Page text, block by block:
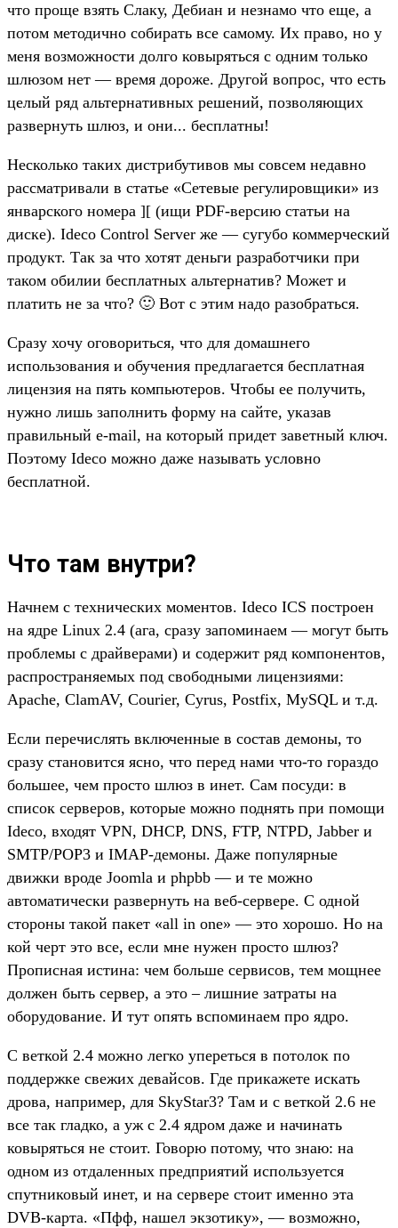
что проще взять Слаку, Дебиан и незнамо что еще, а
потом методично собирать все самому. Их право, но у
меня возможности долго ковыряться с одним только
шлюзом нет — время дороже. Другой вопрос, что есть
целый ряд альтернативных решений, позволяющих
развернуть шлюз, и они... бесплатны!
Несколько таких дистрибутивов мы совсем недавно
рассматривали в статье «Сетевые регулировщики» из
январского номера ][ (ищи PDF-версию статьи на
диске). Ideco Control Server же — сугубо коммерческий
продукт. Так за что хотят деньги разработчики при
таком обилии бесплатных альтернатив? Может и
платить не за что? 🙂 Вот с этим надо разобраться.
Сразу хочу оговориться, что для домашнего
использования и обучения предлагается бесплатная
лицензия на пять компьютеров. Чтобы ее получить,
нужно лишь заполнить форму на сайте, указав
правильный e-mail, на который придет заветный ключ.
Поэтому Ideco можно даже называть условно
бесплатной.
Что там внутри?
Начнем с технических моментов. Ideco ICS построен
на ядре Linux 2.4 (ага, сразу запоминаем — могут быть
проблемы с драйверами) и содержит ряд компонентов,
распространяемых под свободными лицензиями:
Apache, ClamAV, Courier, Cyrus, Postfix, MySQL и т.д.
Если перечислять включенные в состав демоны, то
сразу становится ясно, что перед нами что-то гораздо
большее, чем просто шлюз в инет. Сам посуди: в
список серверов, которые можно поднять при помощи
Ideco, входят VPN, DHCP, DNS, FTP, NTPD, Jabber и
SMTP/POP3 и IMAP-демоны. Даже популярные
движки вроде Joomla и phpbb — и те можно
автоматически развернуть на веб-сервере. С одной
стороны такой пакет «all in one» — это хорошо. Но на
кой черт это все, если мне нужен просто шлюз?
Прописная истина: чем больше сервисов, тем мощнее
должен быть сервер, а это – лишние затраты на
оборудование. И тут опять вспоминаем про ядро.
C веткой 2.4 можно легко упереться в потолок по
поддержке свежих девайсов. Где прикажете искать
дрова, например, для SkyStar3? Там и с веткой 2.6 не
все так гладко, а уж с 2.4 ядром даже и начинать
ковыряться не стоит. Говорю потому, что знаю: на
одном из отдаленных предприятий используется
спутниковый инет, и на сервере стоит именно эта
DVB-карта. «Пфф, нашел экзотику», — возможно,